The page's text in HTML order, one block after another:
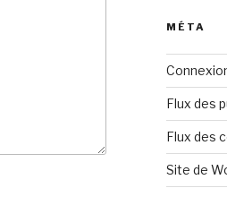
MÉTA
Flux des
Flux des
Site de